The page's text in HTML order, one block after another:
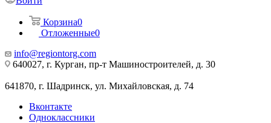
Корзина0
Отложенные0
info@regiontorg.com
640027, г. Курган, пр-т Машиностроителей, д. 30
641870, г. Шадринск, ул. Михайловская, д. 74
Вконтакте
Одноклассники